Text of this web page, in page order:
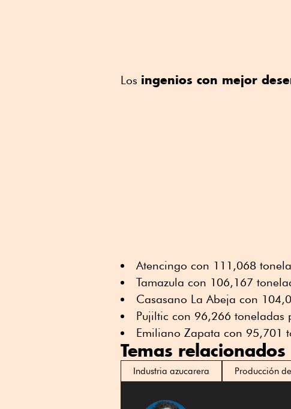
Los ingenios con mejor
Atencingo con 111,068
Tamazula con 106,167
Casasano La Abeja con
Pujiltic con 96,266 toneladas
Emiliano Zapata con 95,701
Temas relacionados
Industria azucarera Producción